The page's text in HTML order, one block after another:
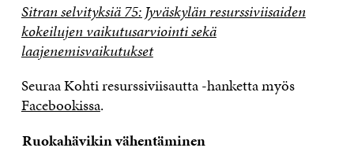
Sitran selvityksiä 75: Jyväskylän resurssiviisaiden
kokeilujen vaikutusarviointi sekä
laajenemisvaikutukset
Seuraa Kohti resurssiviisautta -hanketta myös
Facebookissa.
Ruokahävikin vähentäminen